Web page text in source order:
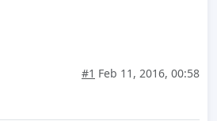
#1 Feb 11, 2016, 00:58